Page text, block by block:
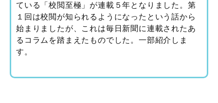
ている「校閲至極」が連載５年となりました。第
１回は校閲が知られるようになったという話から
始まりましたが、これは毎日新聞に連載されたあ
るコラムを踏まえたものでした。一部紹介しま
す。